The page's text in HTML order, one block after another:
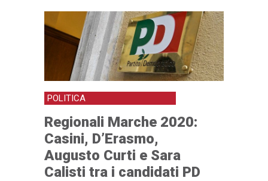
POLITICA
Regionali Marche 2020:
Casini, D’Erasmo,
Augusto Curti e Sara
Calisti tra i candidati PD